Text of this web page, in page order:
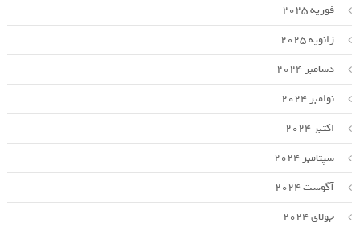
فوریه 2025
ژانویه 2025
دسامبر 2024
نوامبر 2024
اکتبر 2024
سپتامبر 2024
آگوست 2024
جولای 2024